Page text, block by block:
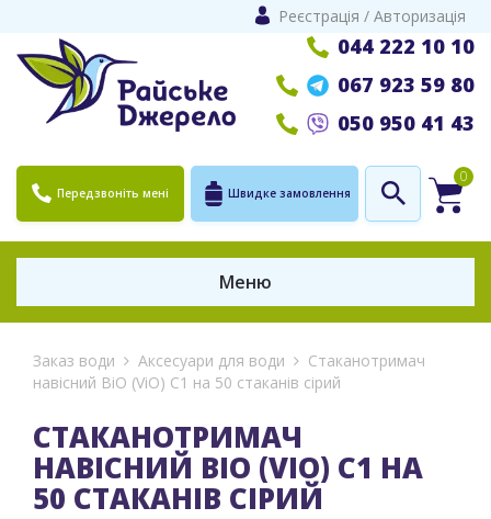
Реєстрація / Авторизація
044 222 10 10
067 923 59 80
050 950 41 43
Передзвоніть мені Швидке замовлення
0
Меню
Заказ води Аксесуари для води
Стаканотримач
навісний ВіО (ViO) С1 на 50 стаканів сірий
СТАКАНОТРИМАЧ
НАВІСНИЙ ВІО (VIO) С1 НА
50 СТАКАНІВ СІРИЙ